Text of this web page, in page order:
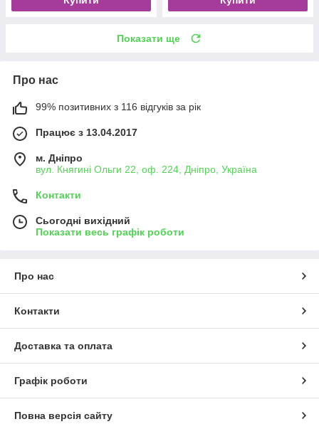
Показати ще
Про нас
99% позитивних з 116 відгуків за рік
Працює з 13.04.2017
м. Дніпро
вул. Княгині Ольги 22, оф. 224, Дніпро, Україна
Контакти
Сьогодні вихідний
Показати весь графік роботи
Про нас
Контакти
Доставка та оплата
Графік роботи
Повна версія сайту